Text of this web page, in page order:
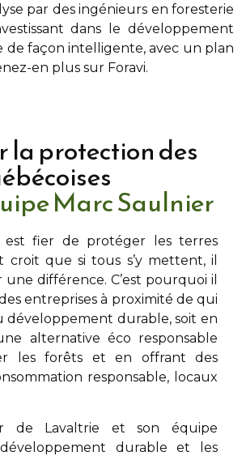
par des ingénieurs en foresterie
dans le développement
de façon intelligente, avec un plan
en plus sur Foravi.
la protection des
Marc Saulnier
est fier de protéger les terres
croit que si tous s’y mettent, il
différence. C’est pourquoi il
entreprises à proximité de qui
durable, soit en
alternative éco responsable
les forêts et en offrant des
responsable, locaux
de Lavaltrie et son équipe
durable et les